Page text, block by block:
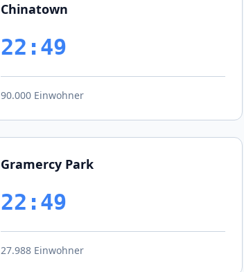
Chinatown
22:49
90.000 Einwohner
Gramercy Park
22:49
27.988 Einwohner